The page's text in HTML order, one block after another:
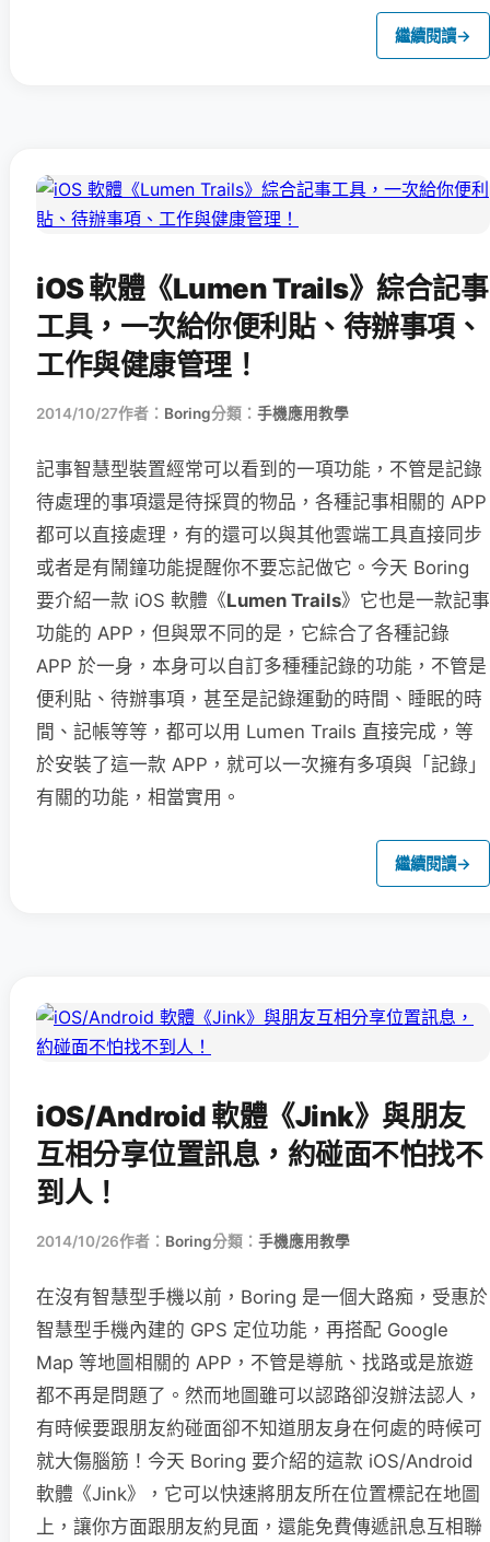
繼續閱讀→
iOS 軟體《Lumen Trails》綜合記事
工具，一次給你便利貼、待辦事項、
工作與健康管理！
2014/10/27作者： Boring分類： 手機應用教學
記事智慧型裝置經常可以看到的一項功能，不管是記錄
待處理的事項還是待採買的物品，各種記事相關的 APP
都可以直接處理，有的還可以與其他雲端工具直接同步
或者是有鬧鐘功能提醒你不要忘記做它。今天 Boring
要介紹一款 iOS 軟體《Lumen Trails》它也是一款記事
功能的 APP，但與眾不同的是，它綜合了各種記錄
APP 於一身，本身可以自訂多種種記錄的功能，不管是
便利貼、待辦事項，甚至是記錄運動的時間、睡眠的時
間、記帳等等，都可以用 Lumen Trails 直接完成，等
於安裝了這一款 APP，就可以一次擁有多項與「記錄」
有關的功能，相當實用。
繼續閱讀→
iOS/Android 軟體《Jink》與朋友
互相分享位置訊息，約碰面不怕找不
到人！
2014/10/26作者： Boring分類： 手機應用教學
在沒有智慧型手機以前，Boring 是一個大路痴，受惠於
智慧型手機內建的 GPS 定位功能，再搭配 Google
Map 等地圖相關的 APP，不管是導航、找路或是旅遊
都不再是問題了。然而地圖雖可以認路卻沒辦法認人，
有時候要跟朋友約碰面卻不知道朋友身在何處的時候可
就大傷腦筋！今天 Boring 要介紹的這款 iOS/Android
軟體《Jink》，它可以快速將朋友所在位置標記在地圖
上，讓你方面跟朋友約見面，還能免費傳遞訊息互相聯